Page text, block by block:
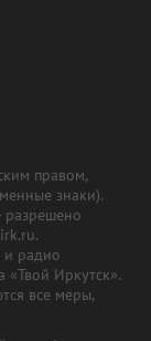
правом,
знаки).
разрешено
и радио
«Твой Иркутск».
все меры,